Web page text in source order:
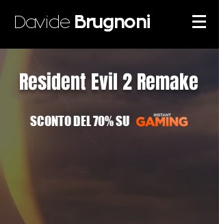
Davide Brugnoni
Resident Evil 2 Remake
SCONTO DEL 70% SU